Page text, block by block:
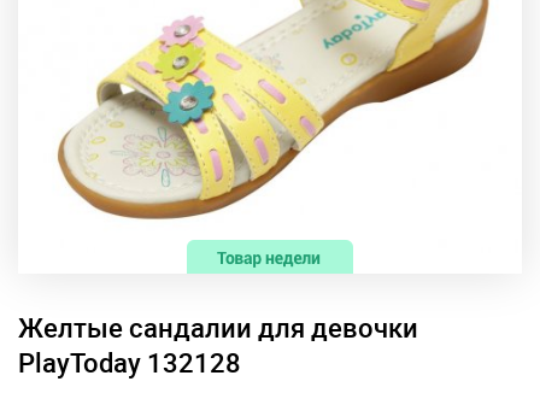
Желтые сандалии для девочки
PlayToday 132128